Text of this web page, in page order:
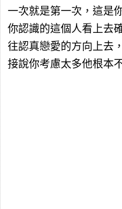
一次就是第一次，這是
你認識的這個人看上去
往認真戀愛的方向上去
接說你考慮太多他根本